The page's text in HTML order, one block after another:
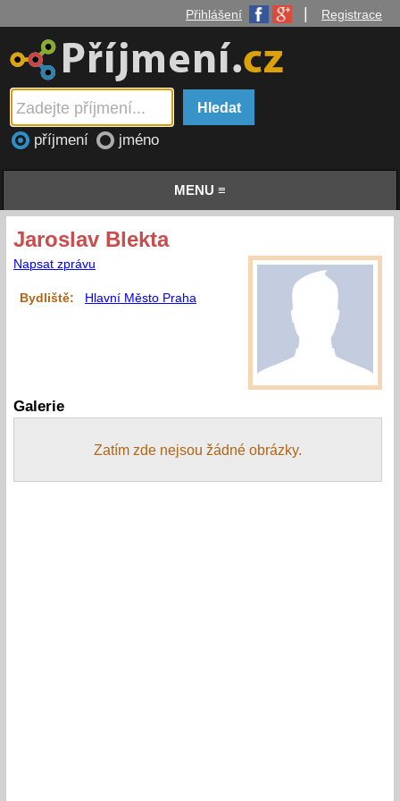
Přihlášení Registrace
příjmení jméno
MENU ≡
Jaroslav Blekta
Napsat zprávu
Bydliště: Hlavní Město Praha
Galerie
Zatím zde nejsou žádné obrázky.